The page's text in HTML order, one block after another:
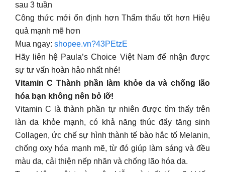
sau 3 tuần
Công thức mới ổn định hơn Thẩm thấu tốt hơn Hiệu
quả mạnh mẽ hơn
Mua ngay: shopee.vn?43PEtzE
Hãy liên hệ Paula’s Choice Việt Nam để nhận được
sự tư vấn hoàn hảo nhất nhé!
Vitamin C Thành phần làm khỏe da và chống lão
hóa bạn không nên bỏ lỡ!
Vitamin C là thành phần tự nhiên được tìm thấy trên
làn da khỏe mạnh, có khả năng thúc đẩy tăng sinh
Collagen, ức chế sự hình thành tế bào hắc tố Melanin,
chống oxy hóa mạnh mẽ, từ đó giúp làm sáng và đều
màu da, cải thiện nếp nhăn và chống lão hóa da.